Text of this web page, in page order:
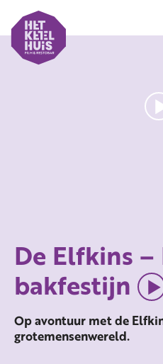
De Elfkins
bakfestijn
Op avontuur met de
grotemensenwereld.